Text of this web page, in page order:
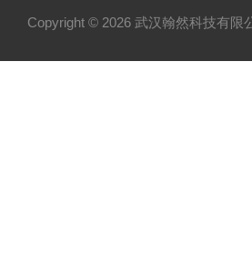
Copyright © 2026 武汉翰然科技有限